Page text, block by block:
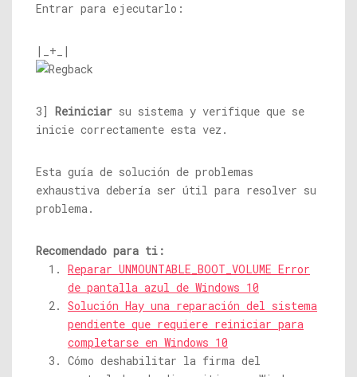
Entrar para ejecutarlo:
|_+_|
3] Reiniciar su sistema y verifique que se
inicie correctamente esta vez.
Esta guía de solución de problemas
exhaustiva debería ser útil para resolver su
problema.
Recomendado para ti:
Reparar UNMOUNTABLE_BOOT_VOLUME Error
de pantalla azul de Windows 10
Solución Hay una reparación del sistema
pendiente que requiere reiniciar para
completarse en Windows 10
Cómo deshabilitar la firma del